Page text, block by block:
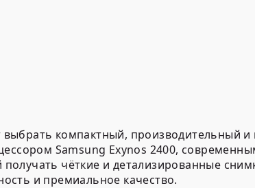
выбрать компактный, производительный
Samsung Exynos 2400,
чёткие и детализированные
и премиальное качество.